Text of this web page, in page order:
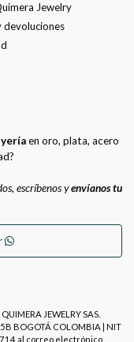
Jewelry
devoluciones
en oro, plata, acero
escríbenos yenvíanos tu
JEWELRY SAS.
BOGOTÁ COLOMBIA | NIT
al correo electrónico